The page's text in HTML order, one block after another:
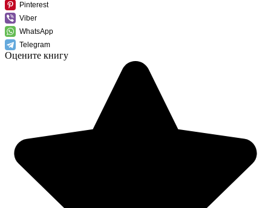
Pinterest
Viber
WhatsApp
Telegram
Оцените книгу